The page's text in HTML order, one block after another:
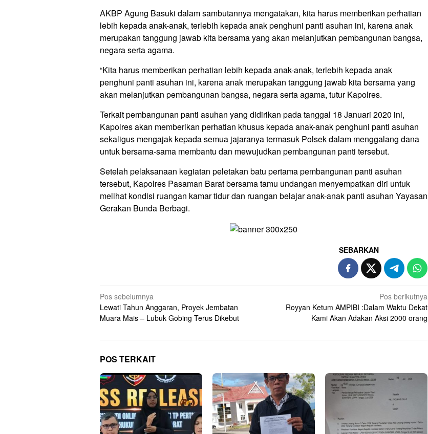
AKBP Agung Basuki dalam sambutannya mengatakan, kita harus memberikan perhatian
lebih kepada anak-anak, terlebih kepada anak penghuni panti asuhan ini, karena anak
merupakan tanggung jawab kita bersama yang akan melanjutkan pembangunan bangsa,
negara serta agama.
“Kita harus memberikan perhatian lebih kepada anak-anak, terlebih kepada anak
penghuni panti asuhan ini, karena anak merupakan tanggung jawab kita bersama yang
akan melanjutkan pembangunan bangsa, negara serta agama, tutur Kapolres.
Terkait pembangunan panti asuhan yang didirikan pada tanggal 18 Januari 2020 ini,
Kapolres akan memberikan perhatian khusus kepada anak-anak penghuni panti asuhan
sekaligus mengajak kepada semua jajaranya termasuk Polsek dalam menggalang dana
untuk bersama-sama membantu dan mewujudkan pembangunan panti tersebut.
Setelah pelaksanaan kegiatan peletakan batu pertama pembangunan panti asuhan
tersebut, Kapolres Pasaman Barat bersama tamu undangan menyempatkan diri untuk
melihat kondisi ruangan kamar tidur dan ruangan belajar anak-anak panti asuhan Yayasan
Gerakan Bunda Berbagi.
SEBARKAN
Navigasi
pos
Pos sebelumnya
Lewati Tahun Anggaran, Proyek Jembatan
Muara Mais – Lubuk Gobing Terus Dikebut
Pos berikutnya
Royyan Ketum AMPIBI :Dalam Waktu Dekat
Kami Akan Adakan Aksi 2000 orang
POS TERKAIT